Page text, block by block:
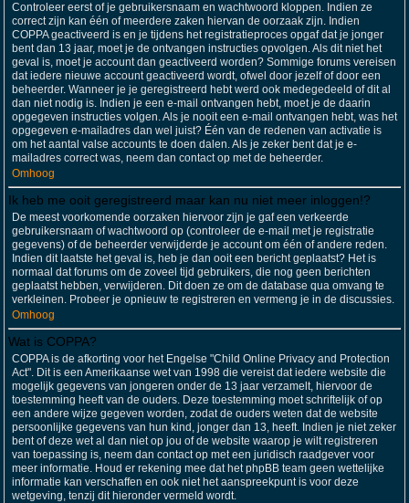
Controleer eerst of je gebruikersnaam en wachtwoord kloppen. Indien ze
correct zijn kan één of meerdere zaken hiervan de oorzaak zijn. Indien
COPPA geactiveerd is en je tijdens het registratieproces opgaf dat je jonger
bent dan 13 jaar, moet je de ontvangen instructies opvolgen. Als dit niet het
geval is, moet je account dan geactiveerd worden? Sommige forums vereisen
dat iedere nieuwe account geactiveerd wordt, ofwel door jezelf of door een
beheerder. Wanneer je je geregistreerd hebt werd ook medegedeeld of dit al
dan niet nodig is. Indien je een e-mail ontvangen hebt, moet je de daarin
opgegeven instructies volgen. Als je nooit een e-mail ontvangen hebt, was het
opgegeven e-mailadres dan wel juist? Één van de redenen van activatie is
om het aantal valse accounts te doen dalen. Als je zeker bent dat je e-
mailadres correct was, neem dan contact op met de beheerder.
Omhoog
Ik heb me ooit geregistreerd maar kan nu niet meer inloggen!?
De meest voorkomende oorzaken hiervoor zijn je gaf een verkeerde
gebruikersnaam of wachtwoord op (controleer de e-mail met je registratie
gegevens) of de beheerder verwijderde je account om één of andere reden.
Indien dit laatste het geval is, heb je dan ooit een bericht geplaatst? Het is
normaal dat forums om de zoveel tijd gebruikers, die nog geen berichten
geplaatst hebben, verwijderen. Dit doen ze om de database qua omvang te
verkleinen. Probeer je opnieuw te registreren en vermeng je in de discussies.
Omhoog
Wat is COPPA?
COPPA is de afkorting voor het Engelse "Child Online Privacy and Protection
Act". Dit is een Amerikaanse wet van 1998 die vereist dat iedere website die
mogelijk gegevens van jongeren onder de 13 jaar verzamelt, hiervoor de
toestemming heeft van de ouders. Deze toestemming moet schriftelijk of op
een andere wijze gegeven worden, zodat de ouders weten dat de website
persoonlijke gegevens van hun kind, jonger dan 13, heeft. Indien je niet zeker
bent of deze wet al dan niet op jou of de website waarop je wilt registreren
van toepassing is, neem dan contact op met een juridisch raadgever voor
meer informatie. Houd er rekening mee dat het phpBB team geen wettelijke
informatie kan verschaffen en ook niet het aanspreekpunt is voor deze
wetgeving, tenzij dit hieronder vermeld wordt.